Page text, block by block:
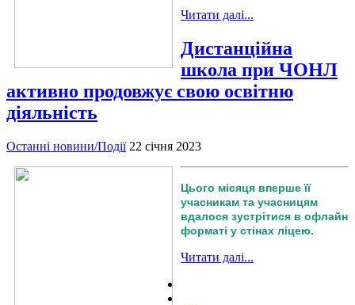
Читати далі...
Дистанційна
школа при ЧОНЛ
активно продовжує свою освітню
діяльність
Останні новини/Події 22 січня 2023
Цього місяця вперше її
учасникам та учасницям
вдалося зустрітися в офлайн
форматі у стінах ліцею.
Читати далі...